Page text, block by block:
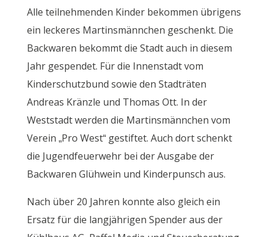
Alle teilnehmenden Kinder bekommen übrigens
ein leckeres Martinsmännchen geschenkt. Die
Backwaren bekommt die Stadt auch in diesem
Jahr gespendet. Für die Innenstadt vom
Kinderschutzbund sowie den Stadträten
Andreas Kränzle und Thomas Ott. In der
Weststadt werden die Martinsmännchen vom
Verein „Pro West“ gestiftet. Auch dort schenkt
die Jugendfeuerwehr bei der Ausgabe der
Backwaren Glühwein und Kinderpunsch aus.
Nach über 20 Jahren konnte also gleich ein
Ersatz für die langjährigen Spender aus der